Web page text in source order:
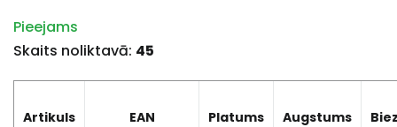
Pieejams
Skaits noliktavā: 45
Artikuls EAN Platums Augstums